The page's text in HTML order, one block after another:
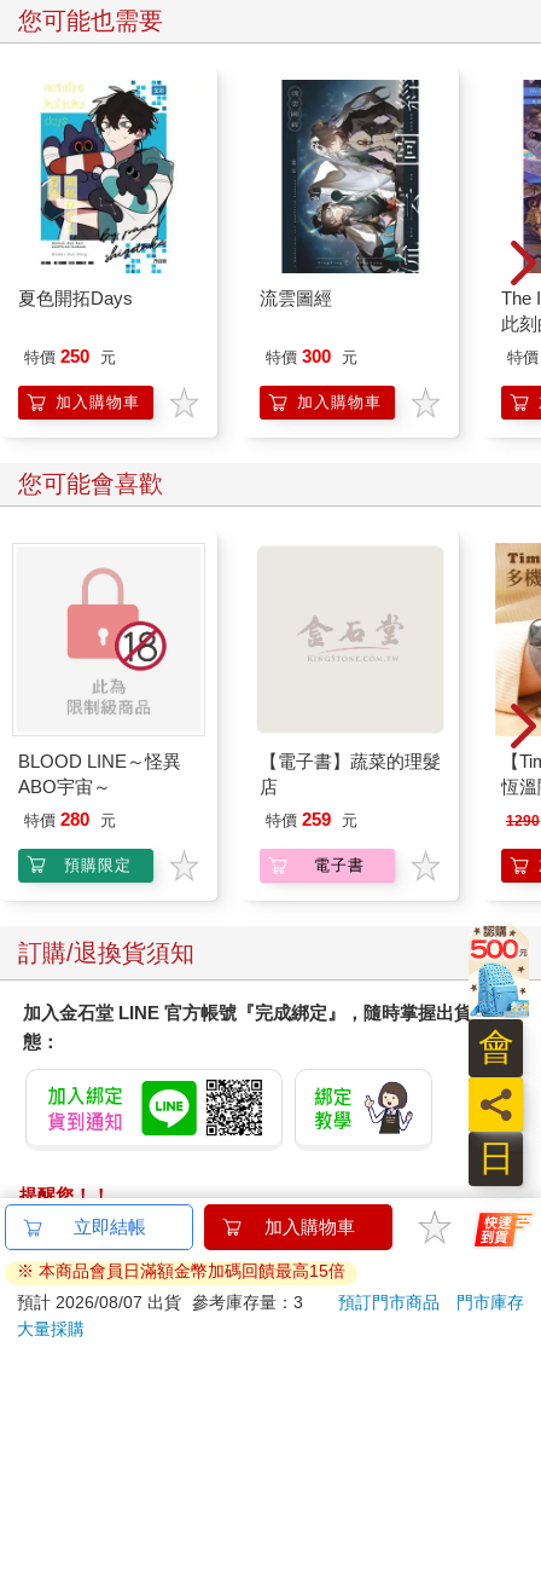
您可能也需要
夏色開拓Days
特價 250 元
加入購物車
流雲圖經
特價 300 元
加入購物車
The
此
特價
您可能會喜歡
BLOOD LINE～怪異
ABO宇宙～
特價 280 元
預購限定
【電子書】蔬菜的理髮
店
特價 259 元
電子書
【
恆
肩/
膝
1290
訂購/退換貨須知
加入金石堂 LINE 官方帳號『完成綁定』，隨時掌握出貨動
態：
提醒您！！
金石堂及銀行均不會請您操作ATM! 如接獲電話要求您前往
ATM提款機，請不要聽從指示，以免受騙上當！
退換貨須知：
**提醒您，鑑賞期不等於試用期，退回商品須為全新狀態**
立即結帳 加入購物車
※ 本商品會員日滿額金幣加碼回饋最高15倍
預計 2026/08/07 出貨 參考庫存量：3 預訂門市商品
門市庫存
大量採購
日
員
會